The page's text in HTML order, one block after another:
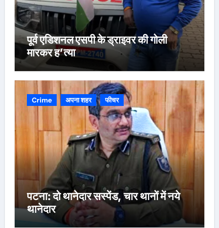
पूर्व एडिशनल एसपी के ड्राइवर की गोली
मारकर ह’त्या
Crime अपना शहर फीचर
पटना: दो थानेदार सस्पेंड, चार थानों में नये
थानेदार